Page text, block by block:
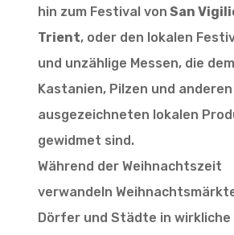
hin zum Festival von San
Trient, oder den lokalen
und unzählige Messen, die
Kastanien, Pilzen und anderen
ausgezeichneten lokalen
gewidmet sind.
Während der Weihnachtszeit
verwandeln
Dörfer und Städte in wirkliche